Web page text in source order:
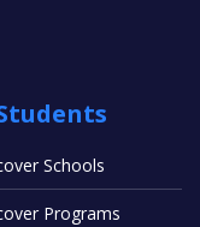
Schools
Programs